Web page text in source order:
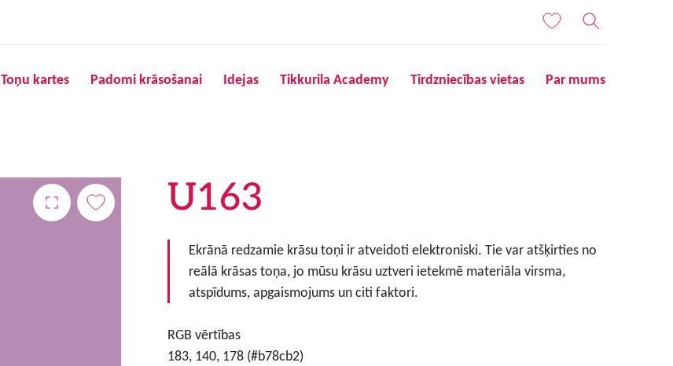
Toņu kartes Padomi krāsošanai Idejas Tikkurila Academy Tirdzniecības vietas Par mums
U163
Ekrānā redzamie krāsu toņi ir atveidoti elektroniski. Tie var atšķirties no
reālā krāsas toņa, jo mūsu krāsu uztveri ietekmē materiāla virsma,
atspīdums, apgaismojums un citi faktori.
RGB vērtības
183, 140, 178 (#b78cb2)